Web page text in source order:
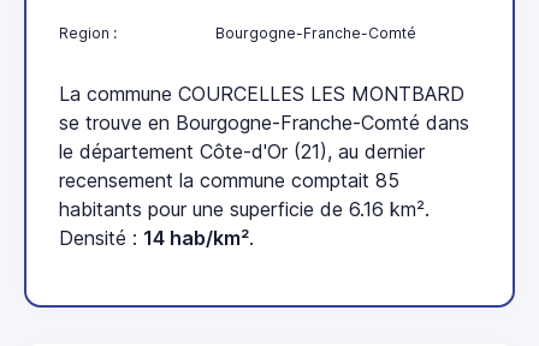
Region : Bourgogne-Franche-Comté
La commune COURCELLES LES MONTBARD
se trouve en Bourgogne-Franche-Comté dans
le département Côte-d'Or (21), au dernier
recensement la commune comptait 85
habitants pour une superficie de 6.16 km².
Densité : 14 hab/km².